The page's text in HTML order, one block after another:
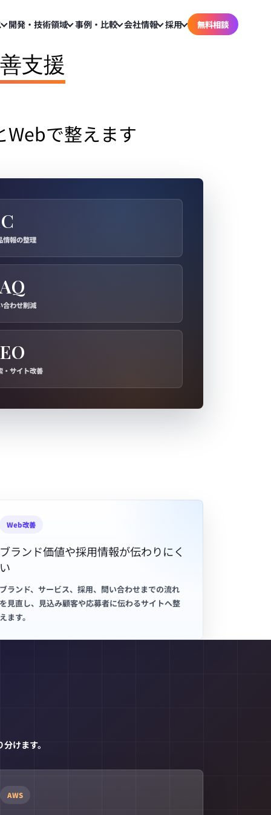
開発・技術領域 事例・比較 会社情報 採用 無料相談
支援
で整えます
情報の整理
合わせ削減
・サイト改善
Web改善
ブランド価値や採用情報が伝わりにく
い
ブランド、サービス、採用、問い合わせまでの流れ
を見直し、見込み顧客や応募者に伝わるサイトへ整
えます。
けます。
AWS